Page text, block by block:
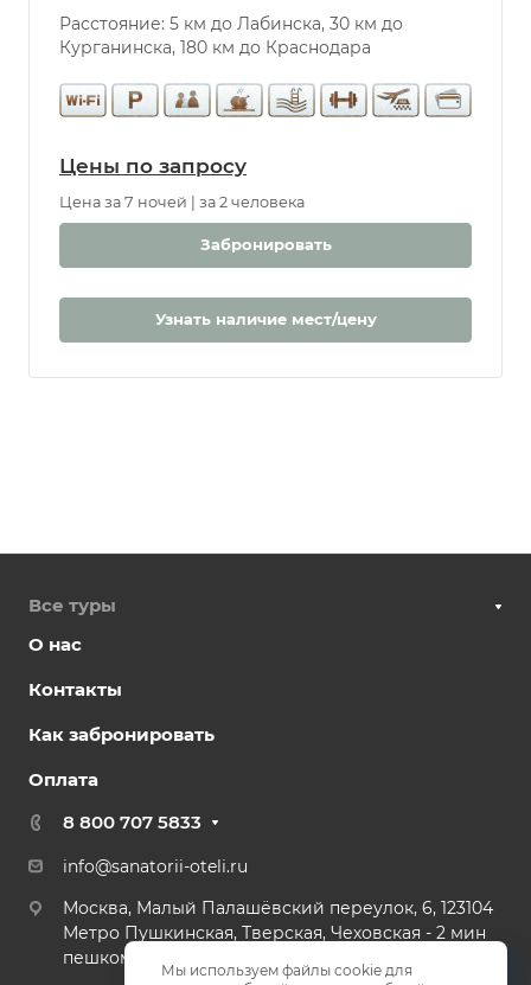
Парковка
Разрешены
Бювет
Крытый
Открытый
С морской
Дети
Детская
Расстояние: 5 км до Лабинска, 30 км до
Курганинска, 180 км до Краснодара
Цены по запросу
Цена за 7 ночей | за 2 человека
Забронировать
Узнать наличие мест/цену
Все туры
О нас
Контакты
Как забронировать
Оплата
8 800 707 5833
info@sanatorii-oteli.ru
Москва, Малый Палашёвский переулок, 6, 123104
Метро Пушкинская, Тверская, Чеховская - 2 мин
пешком.
Мы используем файлы cookie для